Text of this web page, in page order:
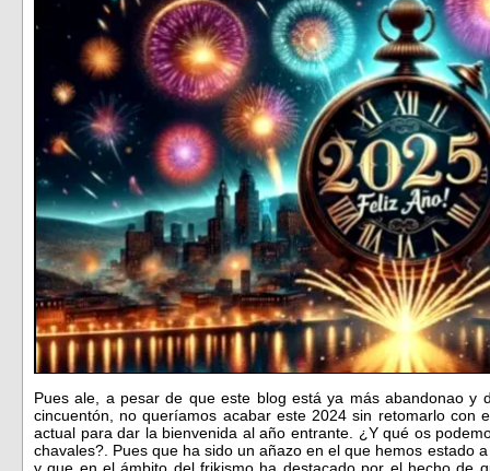
Pues ale, a pesar de que este blog está ya más abandonao y
cincuentón, no queríamos acabar este 2024 sin retomarlo con
actual para dar la bienvenida al año entrante. ¿Y qué os
chavales?. Pues que ha sido un añazo en el que hemos estado